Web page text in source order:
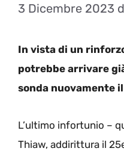
3 Dicembre 2023
In vista di un
potrebbe arrivare
sonda nuovamente
L’ultimo infortunio –
Thiaw, addirittura il